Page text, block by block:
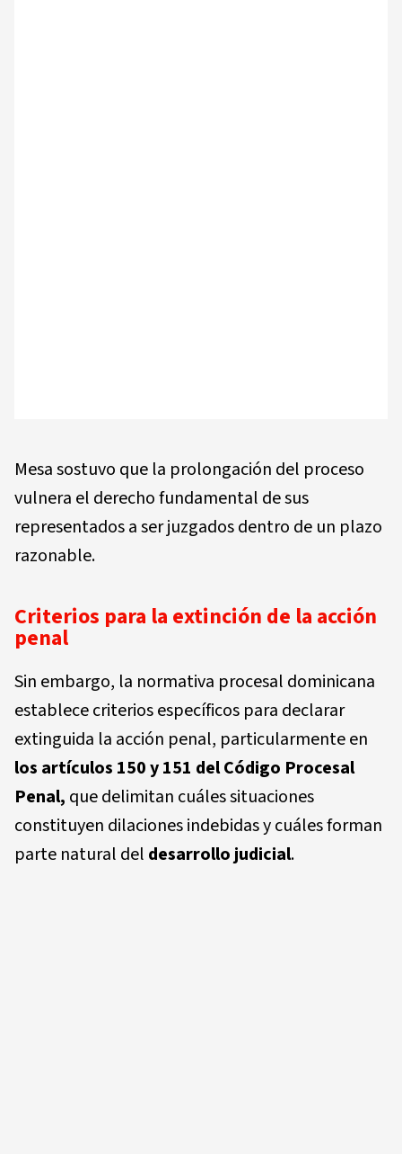
Mesa sostuvo que la prolongación del proceso
vulnera el derecho fundamental de sus
representados a ser juzgados dentro de un plazo
razonable.
Criterios para la extinción de la acción
penal
Sin embargo, la normativa procesal dominicana
establece criterios específicos para declarar
extinguida la acción penal, particularmente en
los artículos 150 y 151 del Código Procesal
Penal, que delimitan cuáles situaciones
constituyen dilaciones indebidas y cuáles forman
parte natural del desarrollo judicial.